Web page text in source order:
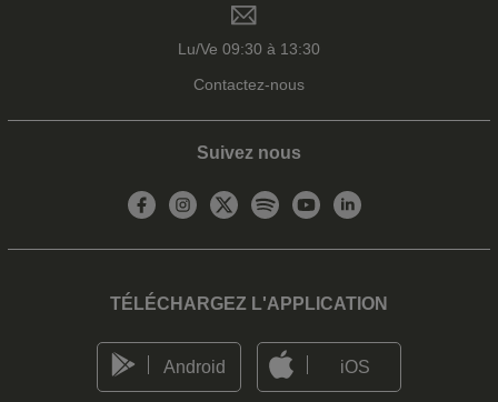
Lu/Ve 09:30 à 13:30
Contactez-nous
Suivez nous
TÉLÉCHARGEZ L'APPLICATION
Android iOS